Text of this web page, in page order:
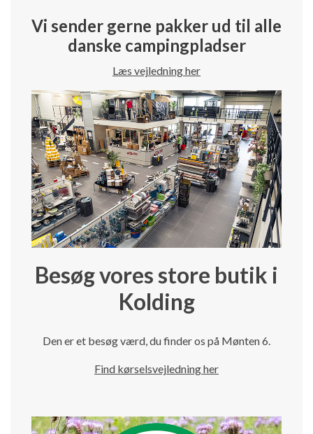
Vi sender gerne pakker ud til alle
danske campingpladser
Læs vejledning her
Besøg vores store butik i
Kolding
Den er et besøg værd, du finder os på Mønten 6.
Find kørselsvejledning her